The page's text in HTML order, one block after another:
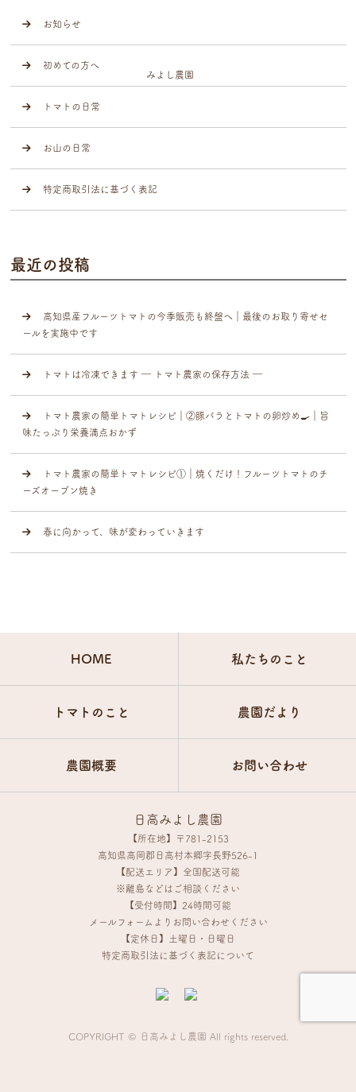
お知らせ
初めての方へ
トマトの日常
お山の日常
特定商取引法に基づく表記
最近の投稿
高知県産フルーツトマトの今季販売も終盤へ｜最後のお取り寄せセ
ールを実施中です
トマトは冷凍できます ― トマト農家の保存方法 ―
トマト農家の簡単トマトレシピ｜②豚バラとトマトの卵炒め🍳｜旨
味たっぷり栄養満点おかず
トマト農家の簡単トマトレシピ①｜焼くだけ！フルーツトマトのチ
ーズオーブン焼き
春に向かって、味が変わっていきます
HOME 私たちのこと
トマトのこと 農園だより
農園概要 お問い合わせ
日高みよし農園
【所在地】〒781-2153
高知県高岡郡日高村本郷字長野526-1
【配送エリア】全国配送可能
※離島などはご相談ください
【受付時間】24時間可能
メールフォームよりお問い合わせください
【定休日】土曜日・日曜日
特定商取引法に基づく表記について
COPYRIGHT © 日高みよし農園 All rights reserved.